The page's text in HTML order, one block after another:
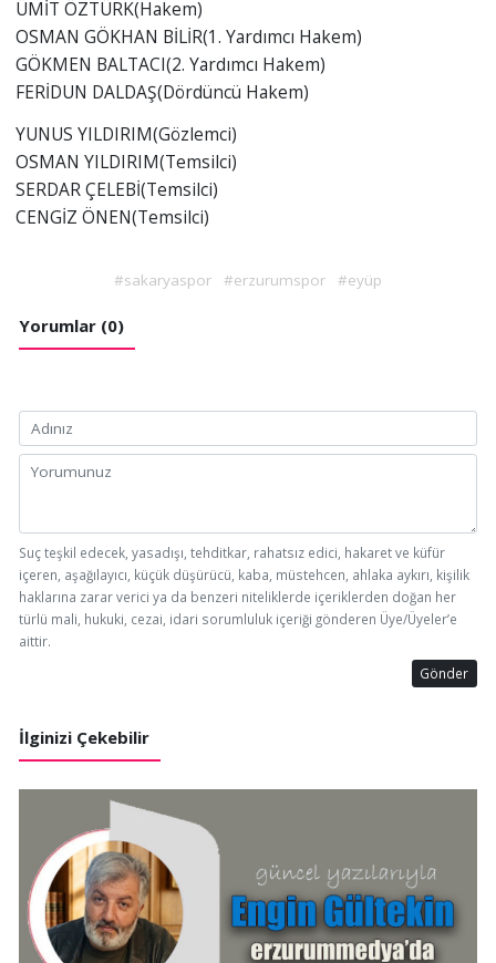
ÜMİT ÖZTÜRK(Hakem)
OSMAN GÖKHAN BİLİR(1. Yardımcı Hakem)
GÖKMEN BALTACI(2. Yardımcı Hakem)
FERİDUN DALDAŞ(Dördüncü Hakem)
YUNUS YILDIRIM(Gözlemci)
OSMAN YILDIRIM(Temsilci)
SERDAR ÇELEBİ(Temsilci)
CENGİZ ÖNEN(Temsilci)
#sakaryaspor #erzurumspor #eyüp
Yorumlar (0)
Suç teşkil edecek, yasadışı, tehditkar, rahatsız edici, hakaret ve küfür
içeren, aşağılayıcı, küçük düşürücü, kaba, müstehcen, ahlaka aykırı, kişilik
haklarına zarar verici ya da benzeri niteliklerde içeriklerden doğan her
türlü mali, hukuki, cezai, idari sorumluluk içeriği gönderen Üye/Üyeler’e
aittir.
Gönder
İlginizi Çekebilir